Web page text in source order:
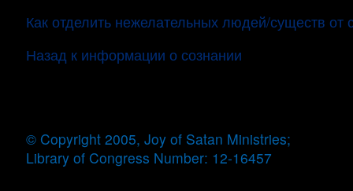
Как отделить нежелательных людей/существ от
Назад к информации о сознании
© Copyright 2005, Joy of Satan Ministries;
Library of Congress Number: 12-16457